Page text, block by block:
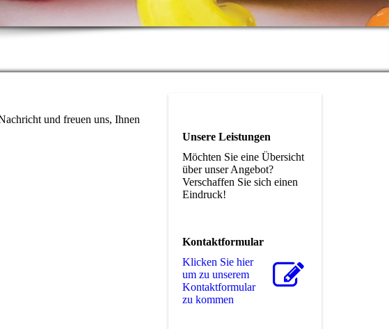
und freuen uns, Ihnen
Unsere Leistungen
Möchten Sie eine Übersicht
über unser Angebot?
Verschaffen Sie sich einen
Eindruck!
Kontaktformular
Klicken Sie hier
um zu unserem
Kon­takt­for­mu­lar
zu kommen